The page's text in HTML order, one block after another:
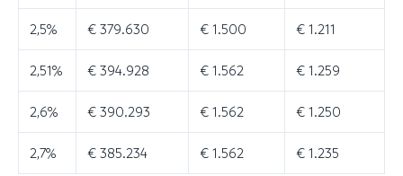
2,5% € 379.630 € 1.500 € 1.211
2,51% € 394.928 € 1.562 € 1.259
2,6% € 390.293 € 1.562 € 1.250
2,7% € 385.234 € 1.562 € 1.235